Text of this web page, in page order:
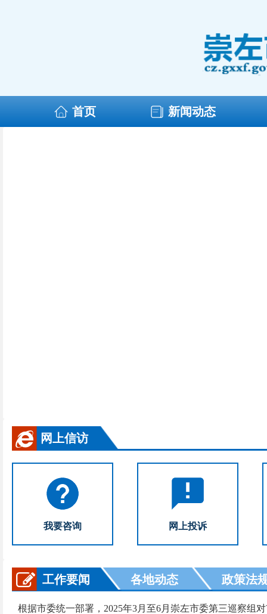
首页 新闻动态
全国两会是什么会？这份知识帖带你快速了解
网上信访
我要咨询 网上投诉
工作要闻 各地动态 政策法
根据市委统一部署，2025年3月至6月崇左市委第三巡察组